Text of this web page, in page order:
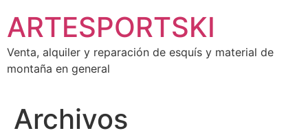
contenido
ARTESPORTSKI
Venta, alquiler y reparación de esquís y material de
montaña en general
Archivos